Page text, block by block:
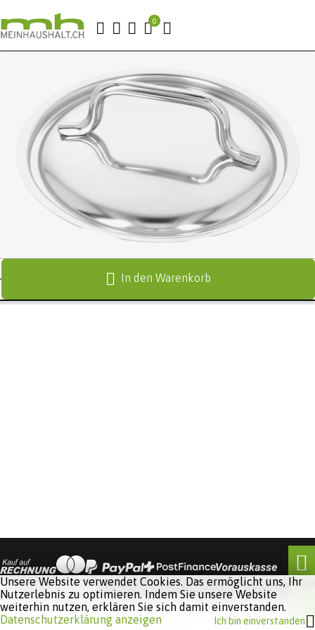
In den Warenkorb
Software:
Unsere Website verwendet Cookies. Das ermöglicht uns, Ihr
Nutzerlebnis zu optimieren. Indem Sie unsere Website
weiterhin nutzen, erklären Sie sich damit einverstanden.
Datenschutzerklärung anzeigen
Ich bin einverstanden